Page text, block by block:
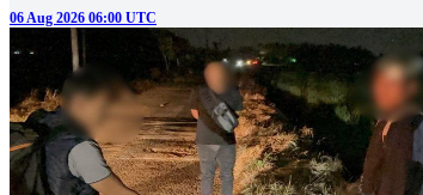
06 Aug 2026 06:00 UTC